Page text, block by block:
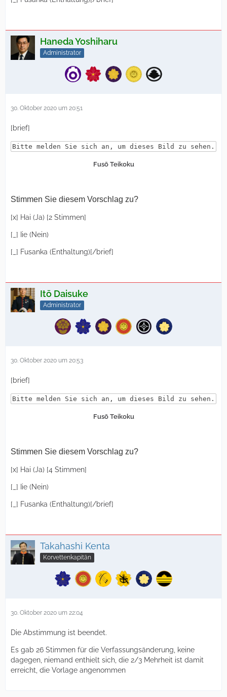
Haneda Yoshiharu
Administrator
30. Oktober 2020 um 20:51
[brief]
Bitte melden Sie sich an, um dieses Bild zu sehen.
Fusō Teikoku
Stimmen Sie diesem Vorschlag zu?
[x] Hai (Ja) [2 Stimmen]
[_] Iie (Nein)
[_] Fusanka (Enthaltung)[/brief]
Itō Daisuke
Administrator
30. Oktober 2020 um 20:53
[brief]
Bitte melden Sie sich an, um dieses Bild zu sehen.
Fusō Teikoku
Stimmen Sie diesem Vorschlag zu?
[x] Hai (Ja) [4 Stimmen]
[_] Iie (Nein)
[_] Fusanka (Enthaltung)[/brief]
Takahashi Kenta
Korvettenkapitän
30. Oktober 2020 um 22:04
Die Abstimmung ist beendet.
Es gab 26 Stimmen für die Verfassungsänderung, keine
dagegen, niemand enthielt sich, die 2/3 Mehrheit ist damit
erreicht, die Vorlage angenommen